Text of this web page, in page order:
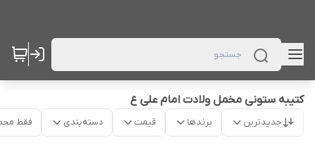
کتیبه ستونی مخمل ولادت امام علی ع
جدیدترین برندها قیمت دسته‌بندی فقط